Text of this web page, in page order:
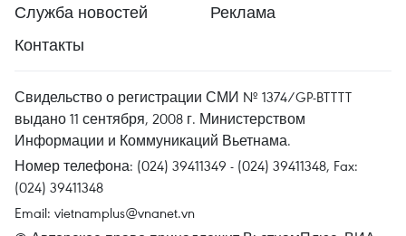
Служба новостей
Реклама
Контакты
Свидельство о регистрации СМИ № 1374/GP-BTTTT
выдано 11 сентября, 2008 г. Министерством
Информации и Коммуникаций Вьетнама.
Номер телефона: (024) 39411349 - (024) 39411348, Fax:
(024) 39411348
Email: vietnamplus@vnanet.vn